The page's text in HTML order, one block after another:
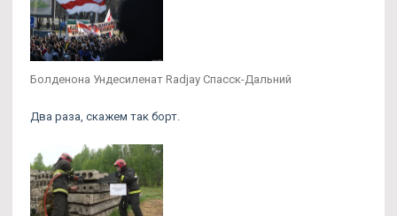
Болденона Ундесиленат Radjay Спасск-Дальний
Два раза, скажем так борт.